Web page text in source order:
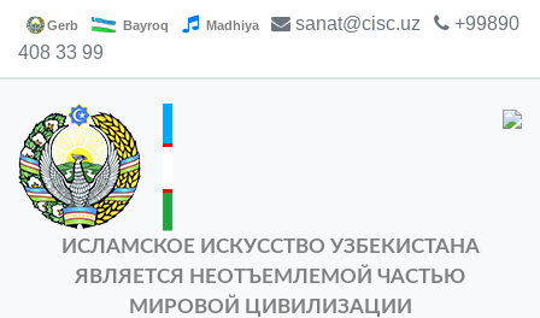
Gerb Bayroq Madhiya sanat@cisc.uz
+99890
408 33 99
ИСЛАМСКОЕ ИСКУССТВО УЗБЕКИСТАНА
ЯВЛЯЕТСЯ НЕОТЪЕМЛЕМОЙ ЧАСТЬЮ
МИРОВОЙ ЦИВИЛИЗАЦИИ